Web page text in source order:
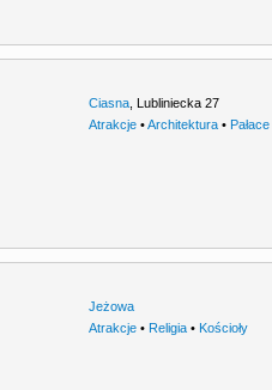
Ciasna Lubliniecka 27
Atrakcje •Architektura • Pałace
Jeżowa
Atrakcje • Religia • Kościoły